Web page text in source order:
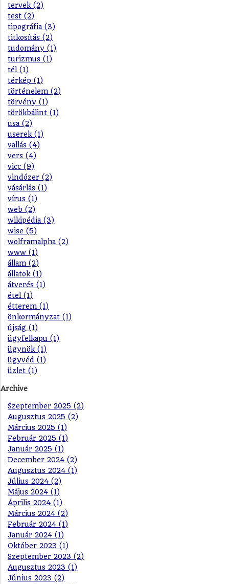
tervek (2)
test (2)
tipográfia (3)
titkosítás (2)
tudomány (1)
turizmus (1)
tél (1)
térkép (1)
történelem (2)
törvény (1)
törökbálint (1)
usa (2)
userek (1)
vallás (4)
vers (4)
vicc (9)
vindózer (2)
vásárlás (1)
vírus (1)
web (2)
wikipédia (3)
wise (5)
wolframalpha (2)
www (1)
állam (2)
állatok (1)
átverés (1)
étel (1)
étterem (1)
önkormányzat (1)
újság (1)
ügyfelkapu (1)
ügynök (1)
ügyvéd (1)
üzlet (1)
Archive
Szeptember 2025 (2)
Augusztus 2025 (2)
Március 2025 (1)
Február 2025 (1)
Január 2025 (1)
December 2024 (2)
Augusztus 2024 (1)
Július 2024 (2)
Május 2024 (1)
Április 2024 (1)
Március 2024 (2)
Február 2024 (1)
Január 2024 (1)
Október 2023 (1)
Szeptember 2023 (2)
Augusztus 2023 (1)
Június 2023 (2)